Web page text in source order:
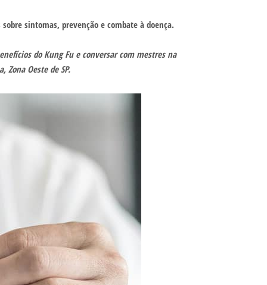
sintomas, prevenção e combate à doença.
do Kung Fu e conversar com mestres na
Oeste de SP.